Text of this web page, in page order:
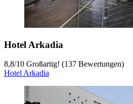
Hotel Arkadia
8,8/10 Großartig! (137 Bewertungen)
Hotel Arkadia